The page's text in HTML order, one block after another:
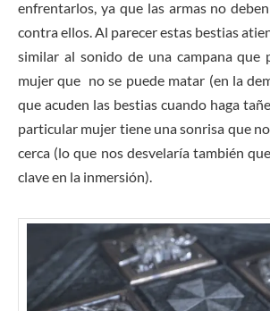
enfrentarlos, ya que las armas no
contra ellos. Al parecer estas bestias
similar al sonido de una campana que
mujer que no se puede matar (en la
que acuden las bestias cuando haga
particular mujer tiene una sonrisa que
cerca (lo que nos desvelaría también
clave en la inmersión).